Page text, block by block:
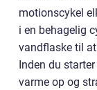
motionscykel
i en behagelig
vandflaske til
Inden du
varme op og